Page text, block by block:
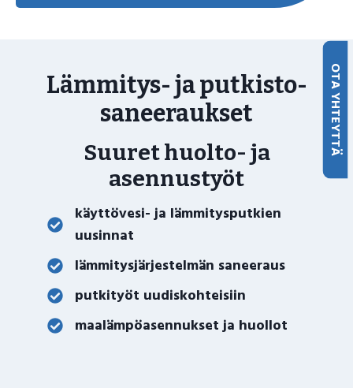
Lämmitys- ja putkisto­
saneeraukset
Suuret huolto- ja
asennustyöt
käyttövesi- ja lämmitysputkien
uusinnat
lämmitysjärjestelmän saneeraus
putkityöt uudiskohteisiin
maalämpöasennukset ja huollot
OTA YHTEYTTÄ